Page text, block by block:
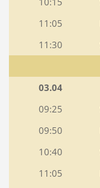
11:05
11:30
03.04
09:25
09:50
10:40
11:05